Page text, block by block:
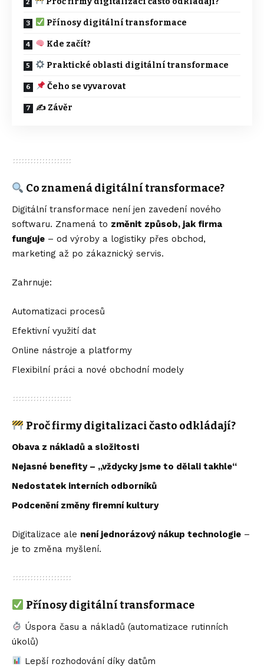
Přínosy digitální transformace
Kde začít?
Praktické oblasti digitální transformace
Čeho se vyvarovat
✍️ Závěr
Co znamená digitální transformace?
Digitální transformace není jen zavedení nového
softwaru. Znamená to změnit způsob, jak firma
funguje – od výroby a logistiky přes obchod,
marketing až po zákaznický servis.
Zahrnuje:
Automatizaci procesů
Efektivní využití dat
Online nástroje a platformy
Flexibilní práci a nové obchodní modely
Proč firmy digitalizaci často odkládají?
Obava z nákladů a složitosti
Nejasné benefity – „vždycky jsme to dělali takhle“
Nedostatek interních odborníků
Podcenění změny firemní kultury
Digitalizace ale není jednorázový nákup technologie –
je to změna myšlení.
Přínosy digitální transformace
Úspora času a nákladů (automatizace rutinních
úkolů)
Lepší rozhodování díky datům